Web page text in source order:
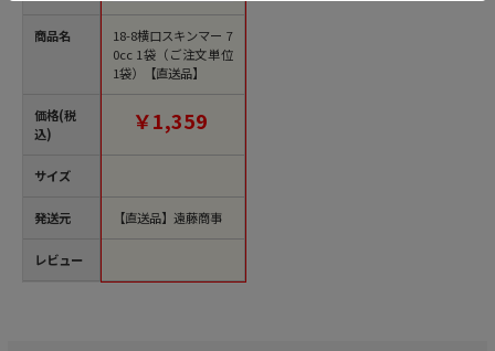
商品名
価格(税
込)
サイズ
発送元
レビュー
18-8横口スキンマー 7
0cc 1袋（ご注文単位
1袋）【直送品】
￥1,359
【直送品】遠藤商事